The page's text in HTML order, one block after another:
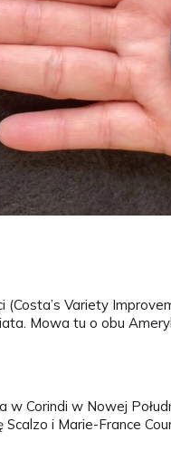
Variety
Mowa tu o obu
Corindi w Nowej
i Marie-France